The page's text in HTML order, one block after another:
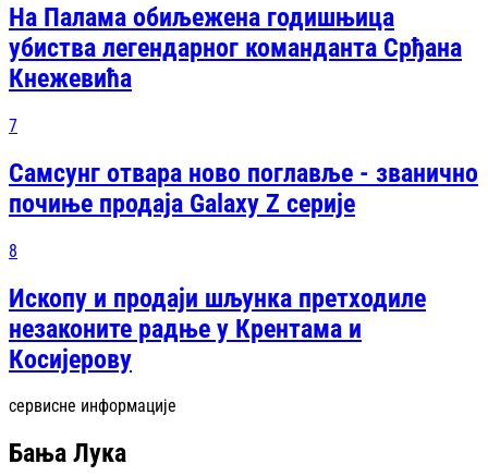
На Палама обиљежена годишњица
убиства легендарног команданта Срђана
Кнежевића
7
Самсунг отвара ново поглавље - званично
почиње продаја Galaxy Z серије
8
Ископу и продаји шљунка претходиле
незаконите радње у Крентама и
Косијерову
сервисне информације
Бања Лука